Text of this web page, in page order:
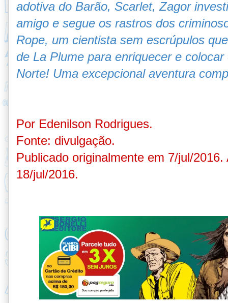
adotiva do Barão, Scarlet, Zagor
amigo e segue os rastros dos
Rope, um cientista sem escrúpulos
de La Plume para enriquecer e
Norte! Uma excepcional aventura
Por Edenilson Rodrigues.
Fonte: divulgação.
Publicado originalmente em 7/jul/
18/jul/2016.